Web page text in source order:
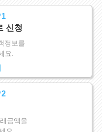
신청
정보를
요.
금액을